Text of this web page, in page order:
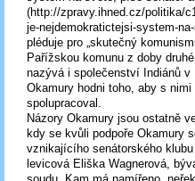
(http://zpravy.ihned.cz/politika/
je-nejdemokratictejsi-system-
pléduje pro „skutečný
Pařížskou komunu z doby
nazývá i společenství Indiánů
Okamury hodni toho, aby s nimi
spolupracoval.
Názory Okamury jsou ostatně
kdy se kvůli podpoře Okamury
vznikajícího senátorského
levicová Eliška Wagnerová,